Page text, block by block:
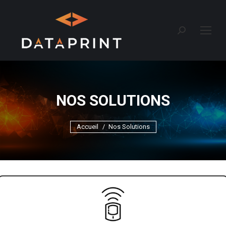
Recherche
NOS SOLUTIONS
Vous êtes ici :
Accueil Nos Solutions